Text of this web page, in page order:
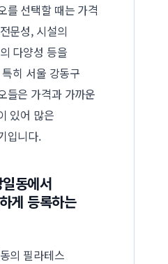
를 선택할 때는 가격
문성, 시설의
다양성 등을
히 서울 강동구
들은 가격과 가까운
있어 많은
입니다.
동에서
게 등록하는
의 필라테스